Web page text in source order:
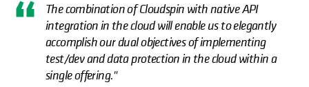
The combination of Cloudspin with native API
integration in the cloud will enable us to elegantly
accomplish our dual objectives of implementing
test/dev and data protection in the cloud within a
single offering."